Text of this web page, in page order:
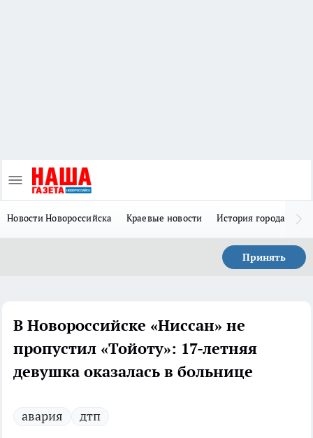
Новости Новороссийска Краевые новости История города Н
Принять
В Новороссийске «Ниссан» не
пропустил «Тойоту»: 17-летняя
девушка оказалась в больнице
авария дтп